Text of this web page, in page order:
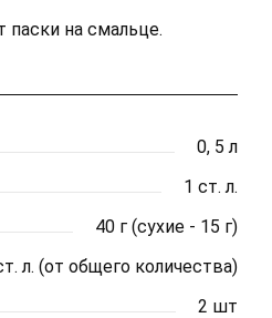
паски на смальце.
0, 5 л
1 ст. л.
40 г (сухие - 15 г)
л. (от общего количества)
2 шт